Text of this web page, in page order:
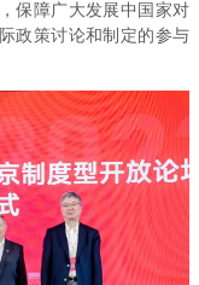
保障广大发展中国家对
政策讨论和制定的参与